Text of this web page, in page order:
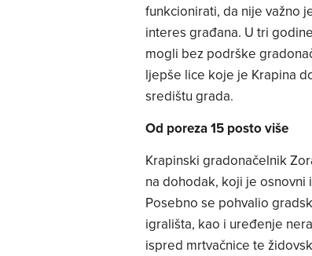
funkcionirati, da nije važno
interes građana. U tri
mogli bez podrške
ljepše lice koje je Krapina
središtu grada.
Od poreza 15 posto više
Krapinski gradonačelnik
na dohodak, koji je osnovni
Posebno se pohvalio
igrališta, kao i uređenje
ispred mrtvačnice te